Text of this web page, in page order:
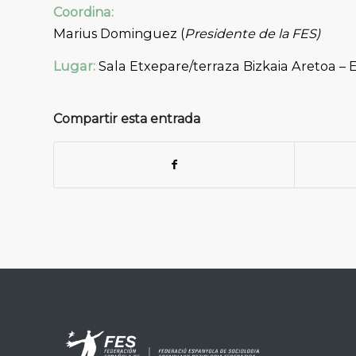
Coordina:
Marius Dominguez (Presidente de la FES)
Lugar: Sala Etxepare/terraza Bizkaia Aretoa –
Compartir esta entrada